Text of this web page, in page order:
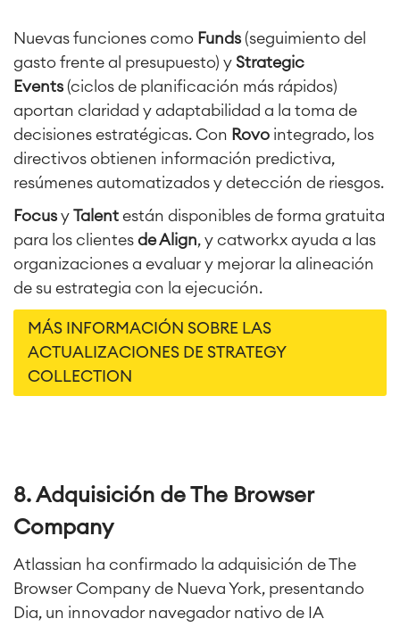
Nuevas funciones como Funds (seguimiento del
gasto frente al presupuesto) y Strategic
Events (ciclos de planificación más rápidos)
aportan claridad y adaptabilidad a la toma de
decisiones estratégicas. Con Rovo integrado, los
directivos obtienen información predictiva,
resúmenes automatizados y detección de riesgos.
Focus y Talent están disponibles de forma gratuita
para los clientes de Align, y catworkx ayuda a las
organizaciones a evaluar y mejorar la alineación
de su estrategia con la ejecución.
MÁS INFORMACIÓN SOBRE LAS
ACTUALIZACIONES DE STRATEGY
COLLECTION
8. Adquisición de The Browser
Company
Atlassian ha confirmado la adquisición de The
Browser Company de Nueva York, presentando
Dia, un innovador navegador nativo de IA